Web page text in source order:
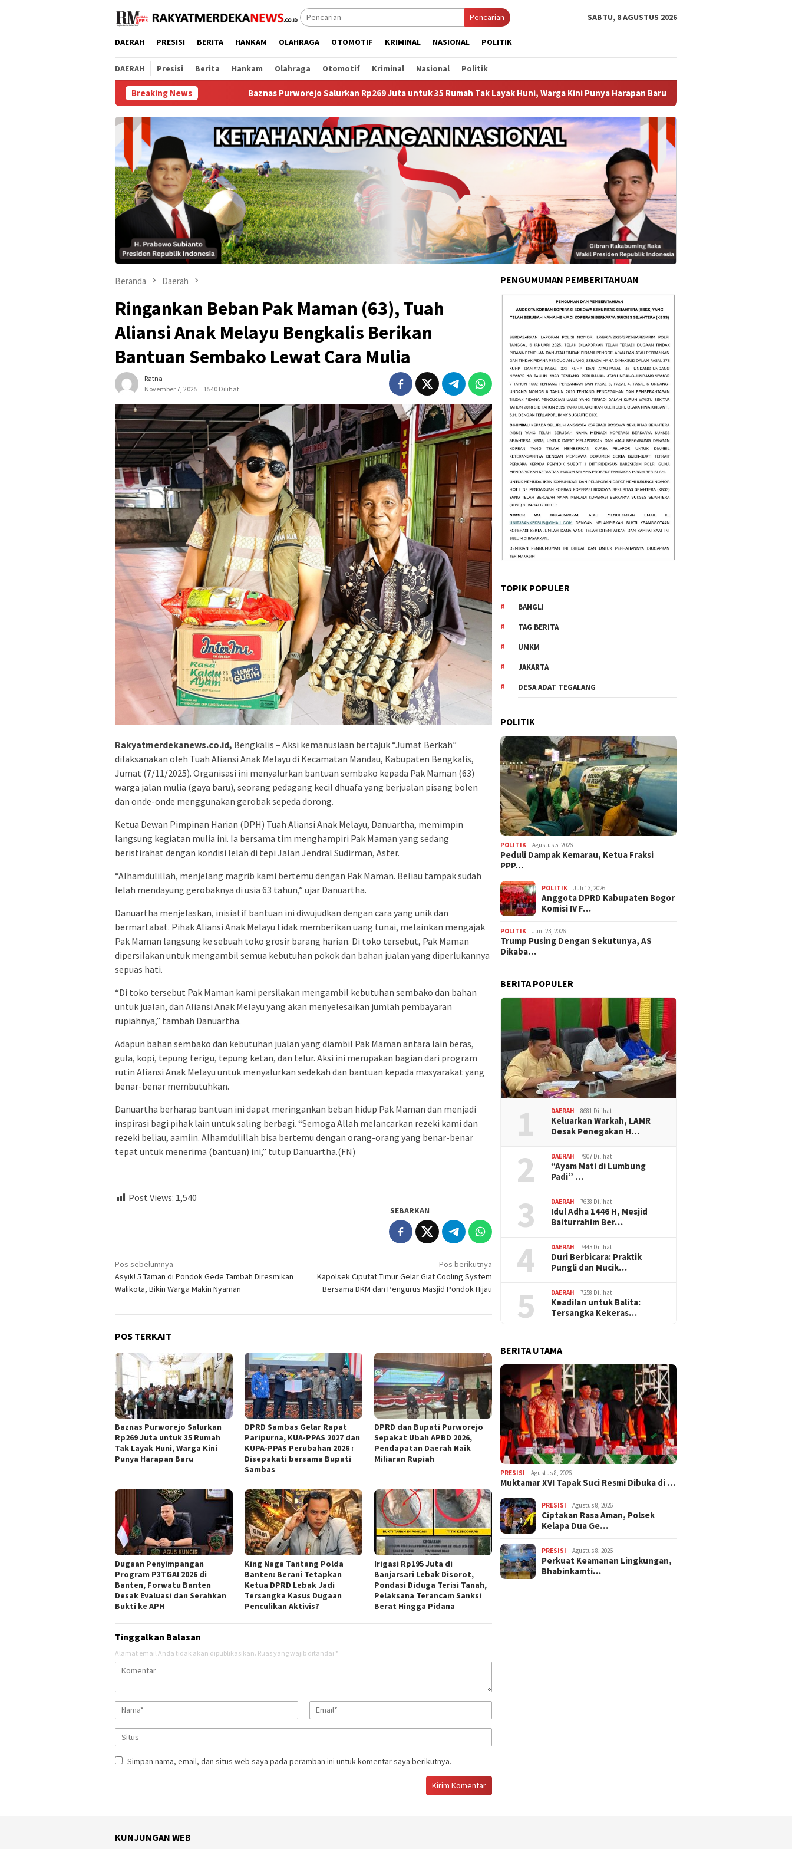
Pencarian SABTU, 8 AGUSTUS 2026
DAERAH PRESISI BERITA HANKAM OLAHRAGA OTOMOTIF KRIMINAL NASIONAL POLITIK
DAERAH Presisi Berita Hankam Olahraga Otomotif Kriminal Nasional Politik
Breaking News
Baznas Purworejo Salurkan Rp269 Juta untuk 35 Rumah Tak Layak Huni, Warga Kini Punya Harapan Baru ‎ DPRD Sambas Gelar Rapat Paripurna, KUA-
Beranda Daerah
Ringankan Beban Pak Maman (63), Tuah
Aliansi Anak Melayu Bengkalis Berikan
Bantuan Sembako Lewat Cara Mulia
Ratna
November 7, 2025
1540 Dilihat
Rakyatmerdekanews.co.id, Bengkalis – Aksi kemanusiaan bertajuk “Jumat Berkah”
dilaksanakan oleh Tuah Aliansi Anak Melayu di Kecamatan Mandau, Kabupaten Bengkalis,
Jumat (7/11/2025). Organisasi ini menyalurkan bantuan sembako kepada Pak Maman (63)
warga jalan mulia (gaya baru), seorang pedagang kecil dhuafa yang berjualan pisang bolen
dan onde-onde menggunakan gerobak sepeda dorong.
Ketua Dewan Pimpinan Harian (DPH) Tuah Aliansi Anak Melayu, Danuartha, memimpin
langsung kegiatan mulia ini. Ia bersama tim menghampiri Pak Maman yang sedang
beristirahat dengan kondisi lelah di tepi Jalan Jendral Sudirman, Aster.
“Alhamdulillah, menjelang magrib kami bertemu dengan Pak Maman. Beliau tampak sudah
lelah mendayung gerobaknya di usia 63 tahun,” ujar Danuartha.
Danuartha menjelaskan, inisiatif bantuan ini diwujudkan dengan cara yang unik dan
bermartabat. Pihak Aliansi Anak Melayu tidak memberikan uang tunai, melainkan mengajak
Pak Maman langsung ke sebuah toko grosir barang harian. Di toko tersebut, Pak Maman
dipersilakan untuk mengambil semua kebutuhan pokok dan bahan jualan yang diperlukannya
sepuas hati.
“Di toko tersebut Pak Maman kami persilakan mengambil kebutuhan sembako dan bahan
untuk jualan, dan Aliansi Anak Melayu yang akan menyelesaikan jumlah pembayaran
rupiahnya,” tambah Danuartha.
Adapun bahan sembako dan kebutuhan jualan yang diambil Pak Maman antara lain beras,
gula, kopi, tepung terigu, tepung ketan, dan telur. Aksi ini merupakan bagian dari program
rutin Aliansi Anak Melayu untuk menyalurkan sedekah dan bantuan kepada masyarakat yang
benar-benar membutuhkan.
Danuartha berharap bantuan ini dapat meringankan beban hidup Pak Maman dan menjadi
inspirasi bagi pihak lain untuk saling berbagi. “Semoga Allah melancarkan rezeki kami dan
rezeki beliau, aamiin. Alhamdulillah bisa bertemu dengan orang-orang yang benar-benar
tepat untuk menerima (bantuan) ini,” tutup Danuartha.(FN)
Post Views: 1,540
SEBARKAN
Navigasi
pos
Pos sebelumnya
Asyik! 5 Taman di Pondok Gede Tambah Diresmikan
Walikota, Bikin Warga Makin Nyaman
Pos berikutnya
Kapolsek Ciputat Timur Gelar Giat Cooling System
Bersama DKM dan Pengurus Masjid Pondok Hijau
POS TERKAIT
Baznas Purworejo Salurkan
Rp269 Juta untuk 35 Rumah
Tak Layak Huni, Warga Kini
Punya Harapan Baru ‎
DPRD Sambas Gelar Rapat
Paripurna, KUA-PPAS 2027 dan
KUPA-PPAS Perubahan 2026 :
Disepakati bersama Bupati
Sambas
DPRD dan Bupati Purworejo
Sepakat Ubah APBD 2026,
Pendapatan Daerah Naik
Miliaran Rupiah ‎
Dugaan Penyimpangan
Program P3TGAI 2026 di
Banten, Forwatu Banten
Desak Evaluasi dan Serahkan
Bukti ke APH
‎King Naga Tantang Polda
Banten: Berani Tetapkan
Ketua DPRD Lebak Jadi
Tersangka Kasus Dugaan
Penculikan Aktivis? ‎
Irigasi Rp195 Juta di
Banjarsari Lebak Disorot,
Pondasi Diduga Terisi Tanah,
Pelaksana Terancam Sanksi
Berat Hingga Pidana
Tinggalkan Balasan
Alamat email Anda tidak akan dipublikasikan. Ruas yang wajib ditandai *
Simpan nama, email, dan situs web saya pada peramban ini untuk komentar saya berikutnya.
PENGUMUMAN PEMBERITAHUAN
TOPIK POPULER
BANGLI
TAG BERITA
UMKM
JAKARTA
DESA ADAT TEGALANG
POLITIK
POLITIK Agustus 5, 2026
‎Peduli Dampak Kemarau, Ketua Fraksi
PPP…
POLITIK Juli 13, 2026
Anggota DPRD Kabupaten Bogor
Komisi IV F…
POLITIK Juni 23, 2026
Trump Pusing Dengan Sekutunya, AS
Dikaba…
BERITA POPULER
1 DAERAH 8681 Dilihat
Keluarkan Warkah, LAMR
Desak Penegakan H…
2 DAERAH 7907 Dilihat
“Ayam Mati di Lumbung
Padi” …
3 DAERAH 7638 Dilihat
Idul Adha 1446 H, Mesjid
Baiturrahim Ber…
4 DAERAH 7443 Dilihat
Duri Berbicara: Praktik
Pungli dan Mucik…
5 DAERAH 7258 Dilihat
Keadilan untuk Balita:
Tersangka Kekeras…
BERITA UTAMA
PRESISI Agustus 8, 2026
Muktamar XVI Tapak Suci Resmi Dibuka di …
PRESISI Agustus 8, 2026
Ciptakan Rasa Aman, Polsek
Kelapa Dua Ge…
PRESISI Agustus 8, 2026
Perkuat Keamanan Lingkungan,
Bhabinkamti…
KUNJUNGAN WEB